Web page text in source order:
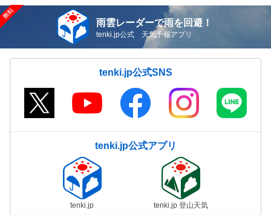
雨雲レーダーで雨を回避！
tenki.jp公式 天気予報アプリ
tenki.jp公式SNS
tenki.jp公式アプリ
tenki.jp tenki.jp 登山天気